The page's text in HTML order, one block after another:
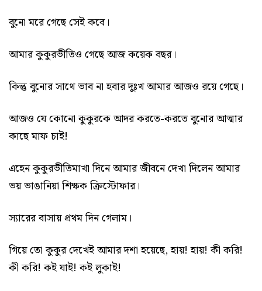
বুনো মরে গেছে সেই কবে।
আমার কুকুরভীতিও গেছে আজ কয়েক বছর।
কিন্তু বুনোর সাথে ভাব না হবার দুঃখ আমার আজও রয়ে গেছে।
আজও যে কোনো কুকুরকে আদর করতে-করতে বুনোর আত্মার
কাছে মাফ চাই!
এহেন কুকুরভীতিমাখা দিনে আমার জীবনে দেখা দিলেন আমার
ভয় ভাঙানিয়া শিক্ষক ক্রিস্টোফার।
স্যারের বাসায় প্রথম দিন গেলাম।
গিয়ে তো কুকুর দেখেই আমার দশা হয়েছে, হায়! হায়! কী করি!
কী করি! কই যাই! কই লুকাই!